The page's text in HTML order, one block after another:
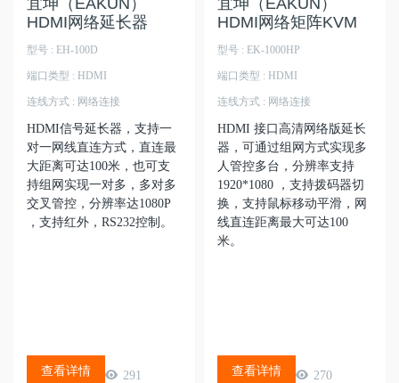
宜坤（EAKUN）
HDMI网络延长器
型号 : EH-100D
端口类型 : HDMI
连线方式 : 网络连接
HDMI信号延长器，支持一
对一网线直连方式，直连最
大距离可达100米，也可支
持组网实现一对多，多对多
交叉管控，分辨率达1080P
，支持红外，RS232控制。
291
查看详情
宜坤（EAKUN）
HDMI网络矩阵KVM
型号 : EK-1000HP
端口类型 : HDMI
连线方式 : 网络连接
HDMI 接口高清网络版延长
器，可通过组网方式实现多
人管控多台，分辨率支持
1920*1080 ，支持拨码器切
换，支持鼠标移动平滑，网
线直连距离最大可达100
米。
270
查看详情